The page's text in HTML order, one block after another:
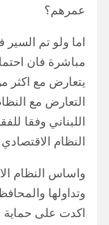
عمرهم؟
اما ولو تم
مباشرة فان
يتعارض مع اكثر
التعارض مع
اللبناني وفقا
النظام
واساس النظام
وتداولها
اكدت على حماية